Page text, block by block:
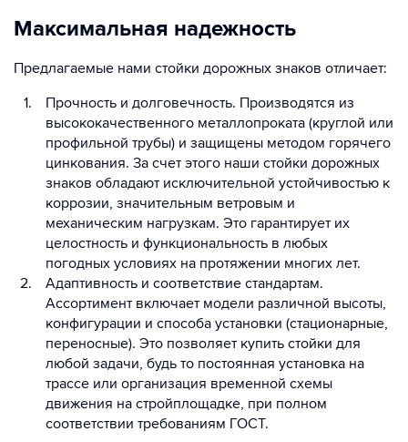
Максимальная надежность
Предлагаемые нами стойки дорожных знаков отличает:
Прочность и долговечность. Производятся из
высококачественного металлопроката (круглой или
профильной трубы) и защищены методом горячего
цинкования. За счет этого наши стойки дорожных
знаков обладают исключительной устойчивостью к
коррозии, значительным ветровым и
механическим нагрузкам. Это гарантирует их
целостность и функциональность в любых
погодных условиях на протяжении многих лет.
Адаптивность и соответствие стандартам.
Ассортимент включает модели различной высоты,
конфигурации и способа установки (стационарные,
переносные). Это позволяет купить стойки для
любой задачи, будь то постоянная установка на
трассе или организация временной схемы
движения на стройплощадке, при полном
соответствии требованиям ГОСТ.